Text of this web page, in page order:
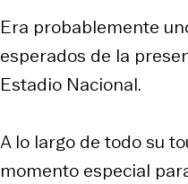
Era probablemente
esperados de la
Estadio Nacional.
A lo largo de todo su
momento especial